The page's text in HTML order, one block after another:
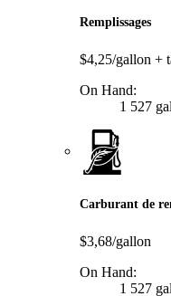
Remplissages
$4,25/gallon +
On Hand:
1 527
Carburant de
$3,68/gallon
On Hand:
1 527